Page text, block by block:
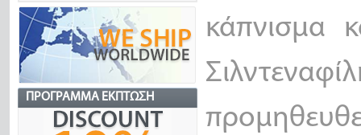
ΠΡΌΓΡΑΜΜΑ ΈΚΠΤΩΣΗ
κάπνισμα